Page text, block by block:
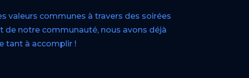
valeurs communes à travers des soirées
de notre communauté, nous avons déjà
tant à accomplir !